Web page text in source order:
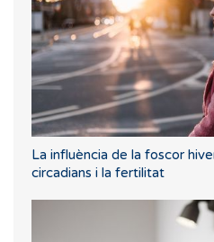
La influència de la foscor
circadians i la fertilitat